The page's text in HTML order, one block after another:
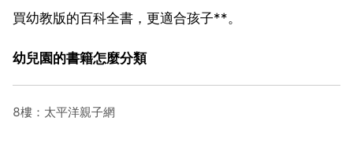
買幼教版的百科全書，更適合孩子**。
幼兒園的書籍怎麼分類
8樓：太平洋親子網